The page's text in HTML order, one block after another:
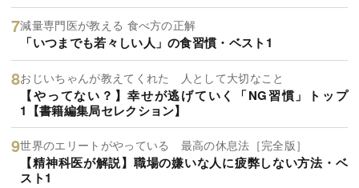
減量専門医が教える 食べ方の正解
「いつまでも若々しい人」の食習慣・ベスト1
おじいちゃんが教えてくれた 人として大切なこと
【やってない？】幸せが逃げていく「NG習慣」トップ
1【書籍編集局セレクション】
世界のエリートがやっている 最高の休息法［完全版］
【精神科医が解説】職場の嫌いな人に疲弊しない方法・ベ
スト1